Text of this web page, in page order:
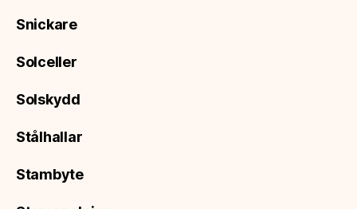
Snickare
Solceller
Solskydd
Stålhallar
Stambyte